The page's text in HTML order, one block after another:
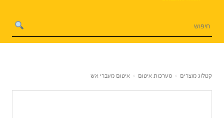
קטלוג מוצרים › מערכות איטום › איטום מעברי אש